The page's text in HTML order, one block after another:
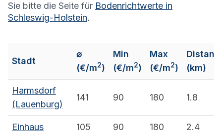
Sie bitte die Seite für Bodenrichtwerte in
Schleswig-Holstein.
Stadt
⌀
(€/m2)
Min
(€/m2)
Max
(€/m2)
Distanz
(km)
Harmsdorf
(Lauenburg)
141 90 180 1.8
Einhaus 105 90 180 2.4